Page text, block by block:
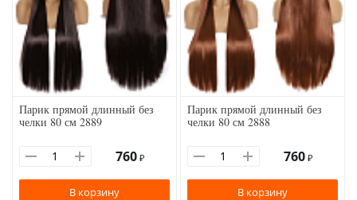
Парик прямой длинный без
челки 80 см 2889
760 ₽
В корзину
Парик прямой длинный без
челки 80 см 2888
760 ₽
В корзину